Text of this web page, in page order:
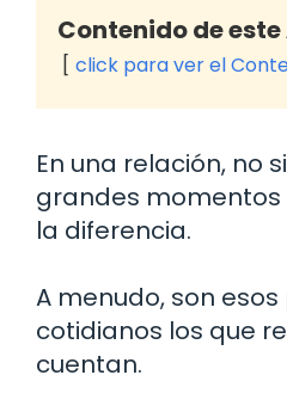
Contenido de
click para ver el
En una relación, no
grandes
la diferencia.
A menudo, son
cotidianos los que
cuentan.